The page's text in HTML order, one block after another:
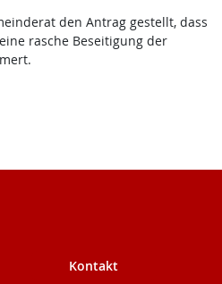
den Antrag gestellt, dass
rasche Beseitigung der
Kontakt